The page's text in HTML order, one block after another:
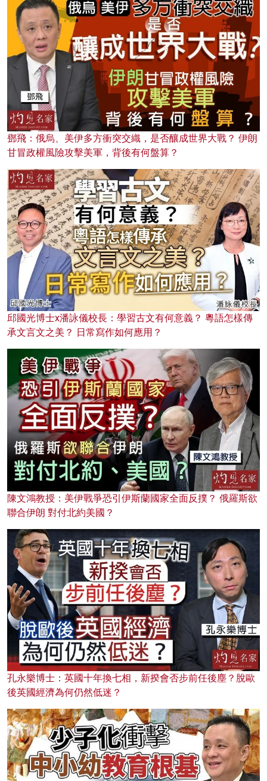
鄧飛：俄烏、美伊多方衝突交織，是否釀成世界大戰？ 伊朗
甘冒政權風險攻擊美軍，背後有何盤算？
邱國光博士x潘詠儀校長：學習古文有何意義？ 粵語怎樣傳
承文言文之美？ 日常寫作如何應用？
陳文鴻教授：美伊戰爭恐引伊斯蘭國家全面反撲？ 俄羅斯欲
聯合伊朗 對付北約美國？
孔永樂博士：英國十年換七相，新揆會否步前任後塵？脫歐
後英國經濟為何仍然低迷？